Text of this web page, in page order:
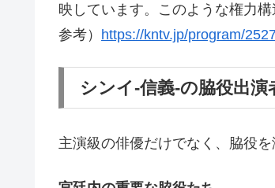
映しています。このような権力
参考） https://kntv.jp/program/
シンイ-信義-の脇役出
主演級の俳優だけでなく、脇役